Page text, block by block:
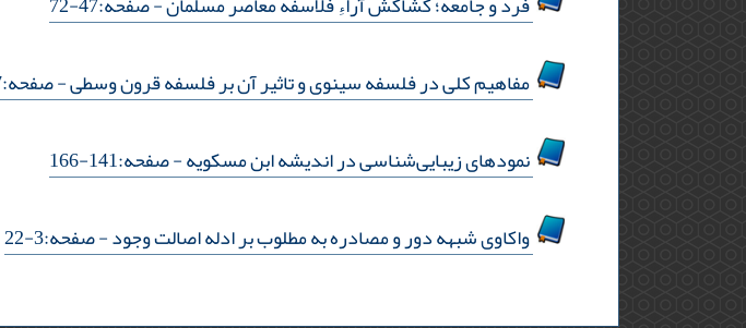
مفاهیم کلی در فلسفه سینوی و تاثیر آن بر فلسفه قرون وسطی- صفحه:97-118
نمودهای زیبایی‌شناسی در اندیشه ابن مسکویه- صفحه:141-166
واکاوی شبهه دور و مصادره به مطلوب بر ادله اصالت وجود- صفحه:3-22